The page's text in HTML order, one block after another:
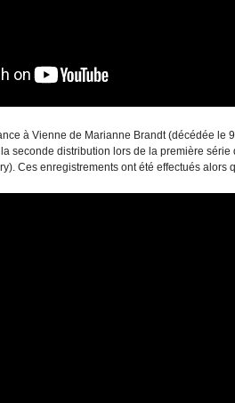
à Vienne de Marianne Brandt (décédée le
seconde distribution lors de la première
Ces enregistrements ont été effectués alors